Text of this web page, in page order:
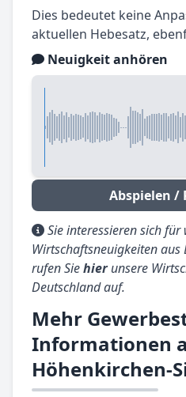
Dies bedeutet keine
aktuellen Hebesatz,
Neuigkeit anhören
Abspielen /
Sie interessieren sich
Wirtschaftsneuigkeiten aus
rufen Siehierunsere
Deutschland auf.
Mehr
Informationen
Höhenkirchen-